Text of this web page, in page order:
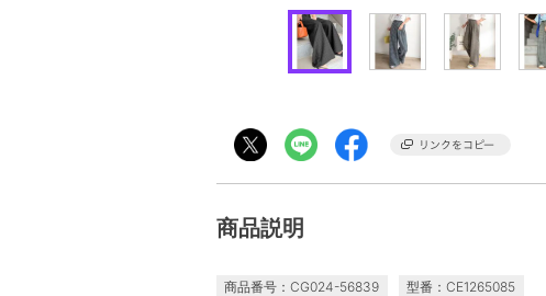
商品説明
商品番号：CG024-56839 型番：CE1265085